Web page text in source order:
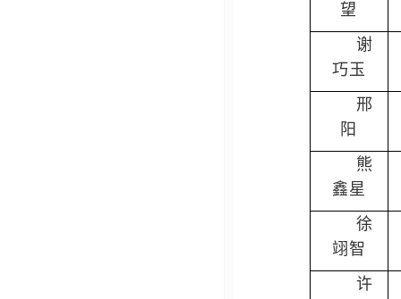
望
谢
巧玉
邢
阳
熊
鑫星
徐
翊智
许